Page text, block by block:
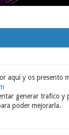
aquí y os presento
generar trafico y
poder mejorarla.